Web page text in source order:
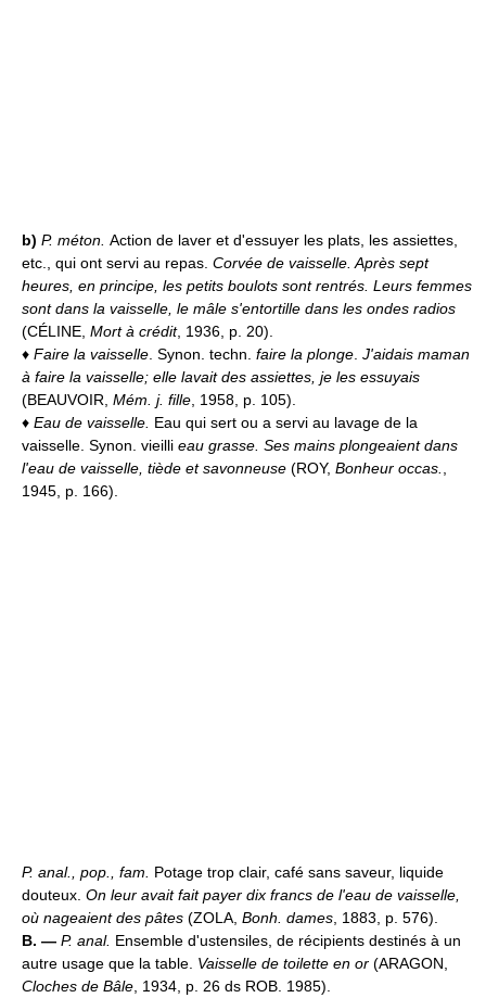
b) P. méton. Action de laver et d'essuyer les plats, les assiettes,
etc., qui ont servi au repas. Corvée de vaisselle. Après sept
heures, en principe, les petits boulots sont rentrés. Leurs femmes
sont dans la vaisselle, le mâle s'entortille dans les ondes radios
(CÉLINE, Mort à crédit, 1936, p. 20).
♦ Faire la vaisselle . Synon. techn. faire la plonge J'aidais maman
à faire la vaisselle; elle lavait des assiettes, je les essuyais
(BEAUVOIR, Mém. j. fille , 1958, p. 105).
♦ Eau de vaisselle. Eau qui sert ou a servi au lavage de la
vaisselle. Synon. vieilli eau grasse. Ses mains plongeaient dans
l'eau de vaisselle, tiède et savonneuse (ROY, Bonheur occas.
1945, p. 166).
P. anal., pop., fam. Potage trop clair, café sans saveur, liquide
douteux. On leur avait fait payer dix francs de l'eau de vaisselle,
où nageaient des pâtes (ZOLA, Bonh. dames , 1883, p. 576).
B. — P. anal. Ensemble d'ustensiles, de récipients destinés à un
autre usage que la table. Vaisselle de toilette en or (ARAGON,
Cloches de Bâle , 1934, p. 26 ds ROB. 1985).